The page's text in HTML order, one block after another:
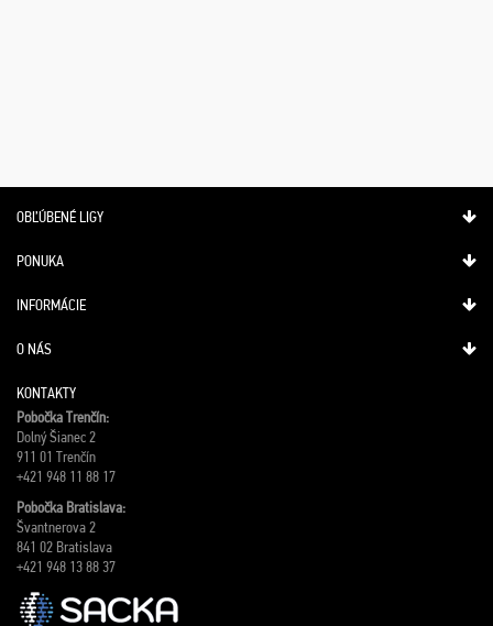
OBĽÚBENÉ LIGY
PONUKA
INFORMÁCIE
O NÁS
KONTAKTY
Pobočka Trenčín:
Dolný Šianec 2
911 01 Trenčín
+421 948 11 88 17
Pobočka Bratislava:
Švantnerova 2
841 02 Bratislava
+421 948 13 88 37